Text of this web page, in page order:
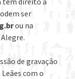
ser
ou na
de gravação
com o